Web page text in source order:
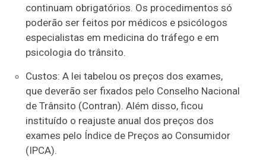
continuam obrigatórios. Os procedimentos só
poderão ser feitos por médicos e psicólogos
especialistas em medicina do tráfego e em
psicologia do trânsito.
Custos: A lei tabelou os preços dos exames,
que deverão ser fixados pelo Conselho Nacional
de Trânsito (Contran). Além disso, ficou
instituído o reajuste anual dos preços dos
exames pelo Índice de Preços ao Consumidor
(IPCA).